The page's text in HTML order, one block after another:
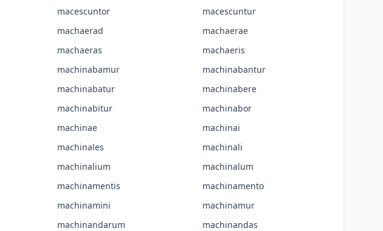
macescuntor
macescuntur
machaerad
machaerae
machaeras
machaeris
machinabamur
machinabantur
machinabatur
machinabere
machinabitur
machinabor
machinae
machinai
machinales
machinali
machinalium
machinalum
machinamentis
machinamento
machinamini
machinamur
machinandarum
machinandas